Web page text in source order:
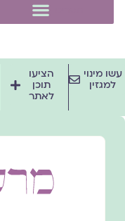
עשו מינוי
למגזין
הציעו
תוכן
לאתר